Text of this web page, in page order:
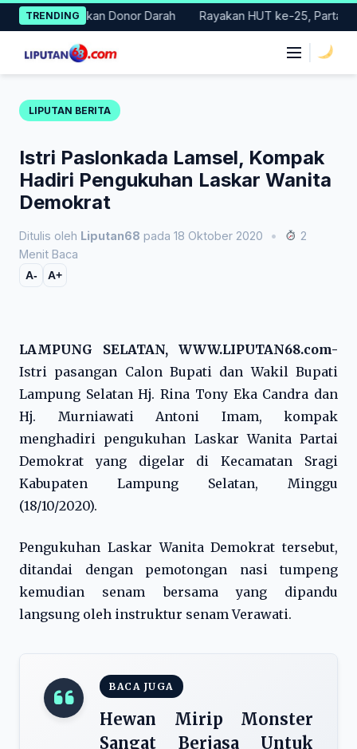
Skip
to
content
TRENDING
Gerakan Donor Darah Rayakan HUT ke-25, Partai
LIPUTAN BERITA
Istri Paslonkada Lamsel, Kompak
Hadiri Pengukuhan Laskar Wanita
Demokrat
Ditulis oleh Liputan68 pada 18 Oktober 2020 •
2
Menit Baca
A- A+
LAMPUNG SELATAN, WWW.LIPUTAN68.com-
Istri pasangan Calon Bupati dan Wakil Bupati
Lampung Selatan Hj. Rina Tony Eka Candra dan
Hj. Murniawati Antoni Imam, kompak
menghadiri pengukuhan Laskar Wanita Partai
Demokrat yang digelar di Kecamatan Sragi
Kabupaten Lampung Selatan, Minggu
(18/10/2020).
Pengukuhan Laskar Wanita Demokrat tersebut,
ditandai dengan pemotongan nasi tumpeng
kemudian senam bersama yang dipandu
langsung oleh instruktur senam Verawati.
BACA JUGA
Hewan Mirip Monster
Sangat Berjasa Untuk